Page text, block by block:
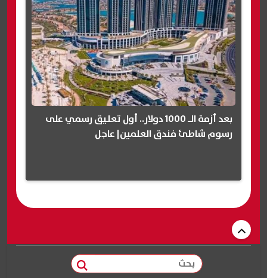
بعد أزمة الـ 1000 دولار.. أول تعليق رسمي على
رسوم شاطئ فندق العلمين| عاجل
بحث